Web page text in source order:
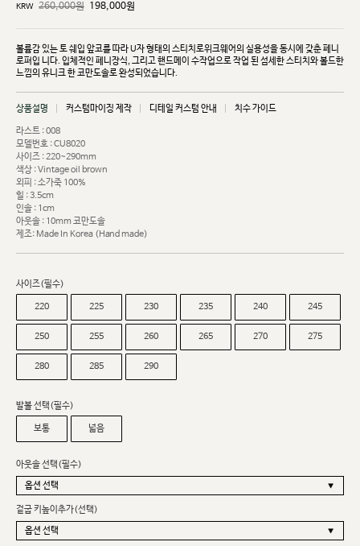
KRW 260,000원 198,000원
볼륨감 있는 토 쉐입 앞코를 따라 U자 형태의 스티치로위크웨어의 실용성을 동시에 갖춘 페니
로퍼입 니다. 입체적인 페니장식, 그리고 핸드메이 수작업으로 작업 된 섬세한 스티치와 볼드한
느낌의 유니크한 코만도솔로 완성되었습니다.
상품설명 커스텀마이징 제작 디테일 커스텀 안내 치수 가이드
라스트 : 008
모델번호 : CU8020
사이즈 : 220~290mm
색상 : Vintage oil brown
외피 : 소가죽 100%
힐 : 3.5cm
인솔 : 1cm
아웃솔 : 10mm 코만도솔
제조: Made In Korea (Hand made)
사이즈(필수)
220 225 230 235 240 245
250 255 260 265 270 275
280 285 290
발볼 선택(필수)
보통 넓음
아웃솔 선택(필수)
겉굽 키높이추가(선택)